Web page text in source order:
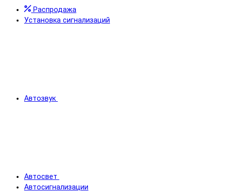
Распродажа
Установка сигнализаций
Автозвук
Автосвет
Автосигнализации